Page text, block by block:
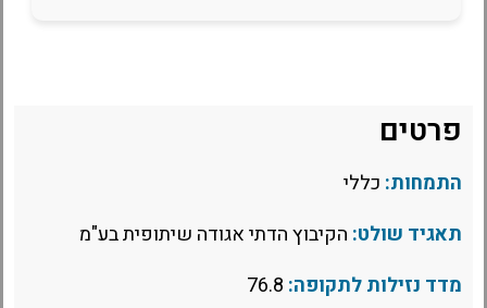
פרטים
התמחות: כללי
תאגיד שולט: הקיבוץ הדתי אגודה שיתופית בע"מ
מדד נזילות לתקופה: